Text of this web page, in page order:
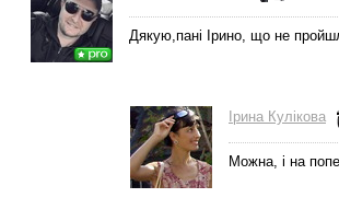
Дякую,пані Ірино, що не
Ірина Кулікова
Можна, і на